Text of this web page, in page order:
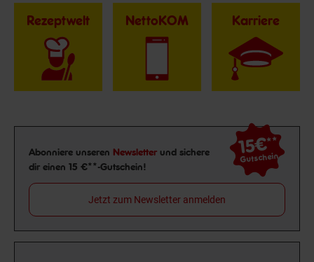
Rezeptwelt NettoKOM Karriere
Newsletter Anmeldung
Abonniere unseren Newsletter und sichere
dir einen 15 €**-Gutschein!
15€**
Gutschein
Jetzt zum Newsletter anmelden